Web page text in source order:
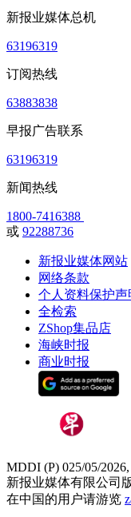
新报业媒体总机
63196319
订阅热线
63883838
早报广告联系
63196319
新闻热线
1800-7416388
或 92288736
新报业媒体网站
网络条款
个人资料保护声
全检索
ZShop集品店
海峡时报
商业时报
MDDI (P) 025/05/
新报业媒体有限公司
在中国的用户请游览